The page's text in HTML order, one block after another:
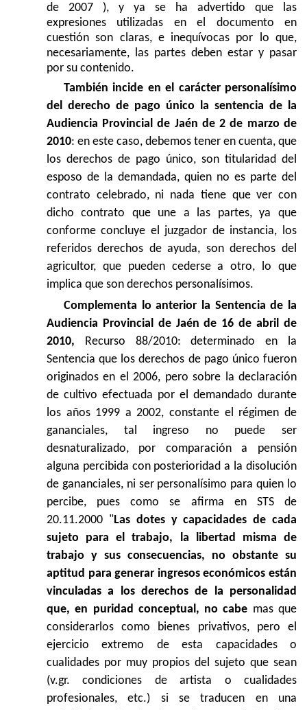
de 2007 ), y ya se ha advertido que las
expresiones utilizadas en el documento en
cuestión son claras, e inequívocas por lo que,
necesariamente, las partes deben estar y pasar
por su contenido.
También incide en el carácter personalísimo
del derecho de pago único la sentencia de la
Audiencia Provincial de Jaén de 2 de marzo de
2010: en este caso, debemos tener en cuenta, que
los derechos de pago único, son titularidad del
esposo de la demandada, quien no es parte del
contrato celebrado, ni nada tiene que ver con
dicho contrato que une a las partes, ya que
conforme concluye el juzgador de instancia, los
referidos derechos de ayuda, son derechos del
agricultor, que pueden cederse a otro, lo que
implica que son derechos personalísimos.
Complementa lo anterior la Sentencia de la
Audiencia Provincial de Jaén de 16 de abril de
2010, Recurso 88/2010: determinado en la
Sentencia que los derechos de pago único fueron
originados en el 2006, pero sobre la declaración
de cultivo efectuada por el demandado durante
los años 1999 a 2002, constante el régimen de
gananciales, tal ingreso no puede ser
desnaturalizado, por comparación a pensión
alguna percibida con posterioridad a la disolución
de gananciales, ni ser personalísimo para quien lo
percibe, pues como se afirma en STS de
20.11.2000 "Las dotes y capacidades de cada
sujeto para el trabajo, la libertad misma de
trabajo y sus consecuencias, no obstante su
aptitud para generar ingresos económicos están
vinculadas a los derechos de la personalidad
que, en puridad conceptual, no cabe mas que
considerarlos como bienes privativos, pero el
ejercicio extremo de esta capacidades o
cualidades por muy propios del sujeto que sean
(v.gr. condiciones de artista o cualidades
profesionales, etc.) si se traducen en una